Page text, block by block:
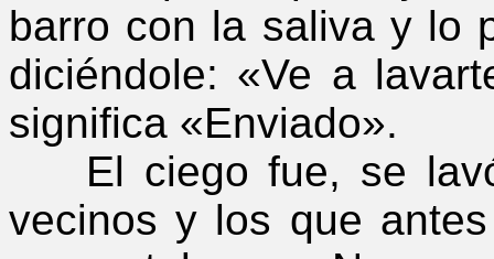
barro con la saliva y lo
diciéndole: «Ve a
significa «Enviado».
El ciego fue, se
vecinos y los que